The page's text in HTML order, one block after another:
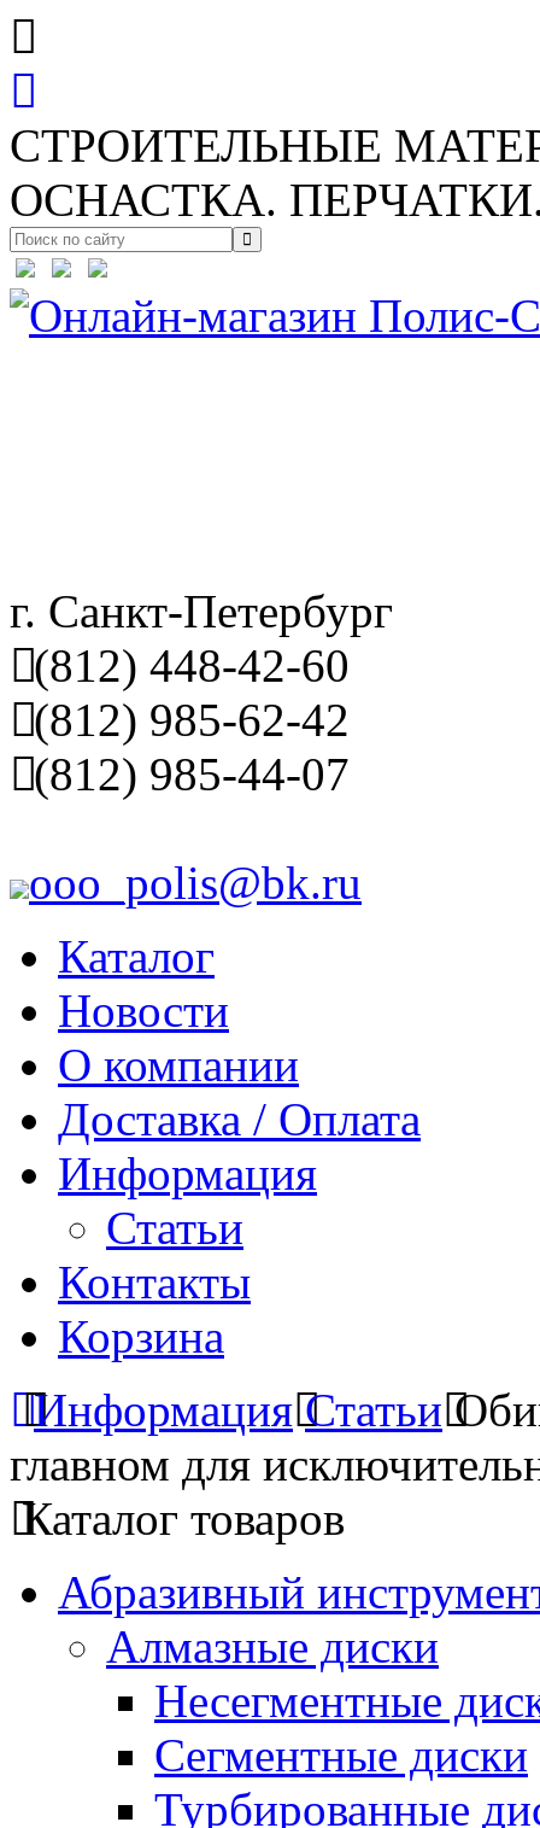
СТРОИТЕЛЬНЫЕ
ОСНАСТКА.
г. Санкт-Петербург
(812) 448-42-60
(812) 985-62-42
(812) 985-44-07
ooo_polis@bk.ru
Каталог
Новости
О компании
Доставка / Оплата
Информация
Статьи
Контакты
Корзина
Информация Статьи
главном для
Каталог товаров
Абразивный
Алмазные диски
Несегментные
Сегментные диски
Турбированные